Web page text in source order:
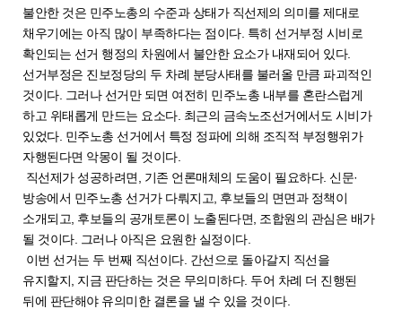
불안한 것은 민주노총의 수준과 상태가 직선제의 의미를 제대로
채우기에는 아직 많이 부족하다는 점이다. 특히 선거부정 시비로
확인되는 선거 행정의 차원에서 불안한 요소가 내재되어 있다.
선거부정은 진보정당의 두 차례 분당사태를 불러올 만큼 파괴적인
것이다. 그러나 선거만 되면 여전히 민주노총 내부를 혼란스럽게
하고 위태롭게 만드는 요소다. 최근의 금속노조선거에서도 시비가
있었다. 민주노총 선거에서 특정 정파에 의해 조직적 부정행위가
자행된다면 악몽이 될 것이다.
직선제가 성공하려면, 기존 언론매체의 도움이 필요하다. 신문·
방송에서 민주노총 선거가 다뤄지고, 후보들의 면면과 정책이
소개되고, 후보들의 공개토론이 노출된다면, 조합원의 관심은 배가
될 것이다. 그러나 아직은 요원한 실정이다.
이번 선거는 두 번째 직선이다. 간선으로 돌아갈지 직선을
유지할지, 지금 판단하는 것은 무의미하다. 두어 차례 더 진행된
뒤에 판단해야 유의미한 결론을 낼 수 있을 것이다.